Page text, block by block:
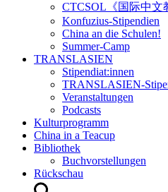
CTCSOL《国际中文
Konfuzius-Stipendien
China an die Schulen!
Summer-Camp
TRANSLASIEN
Stipendiat:innen
TRANSLASIEN-
Veranstaltungen
Podcasts
Kulturprogramm
China in a Teacup
Bibliothek
Buchvorstellungen
Rückschau